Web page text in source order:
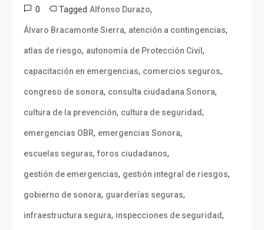
0 Tagged Alfonso Durazo,
Álvaro Bracamonte Sierra, atención a contingencias,
atlas de riesgo, autonomía de Protección Civil ,
capacitación en emergencias, comercios seguros,
congreso de sonora, consulta ciudadana Sonora,
cultura de la prevención, cultura de seguridad,
emergencias OBR, emergencias Sonora,
escuelas seguras, foros ciudadanos,
gestión de emergencias, gestión integral de riesgos,
gobierno de sonora, guarderías seguras,
infraestructura segura, inspecciones de seguridad,